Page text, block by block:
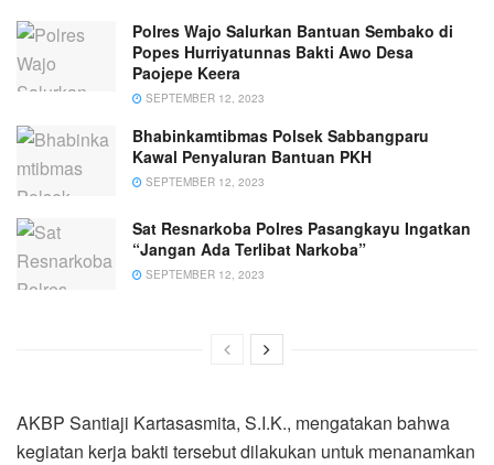
Polres Wajo Salurkan Bantuan Sembako di
Popes Hurriyatunnas Bakti Awo Desa
Paojepe Keera
SEPTEMBER 12, 2023
Bhabinkamtibmas Polsek Sabbangparu
Kawal Penyaluran Bantuan PKH
SEPTEMBER 12, 2023
Sat Resnarkoba Polres Pasangkayu Ingatkan
“Jangan Ada Terlibat Narkoba”
SEPTEMBER 12, 2023
AKBP Santiaji Kartasasmita, S.I.K., mengatakan bahwa
kegiatan kerja bakti tersebut dilakukan untuk menanamkan